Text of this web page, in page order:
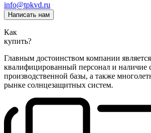
info@tpkvd.ru
Написать нам
Как
купить?
Главным достоинством компании
квалифицированный персонал и наличие
производственной базы, а также
рынке солнцезащитных систем.